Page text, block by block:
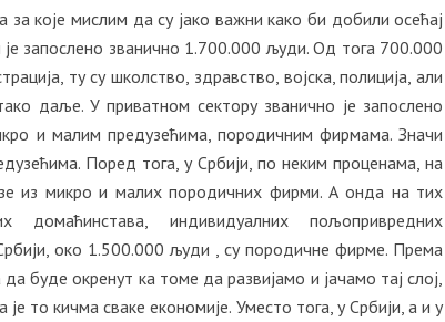
које мислим да су јако важни како би добили осећај
запослено званично 1.700.000 људи. Од тога 700.000
ту су школство, здравство, војска, полиција, али
даље. У приватном сектору званично је запослено
и малим предузећима, породичним фирмама. Значи
Поред тога, у Србији, по неким проценама, на
из микро и малих породичних фирми. А онда на тих
индивидуалних пољопривредних
око 1.500.000 људи , су породичне фирме. Према
буде окренут ка томе да развијамо и јачамо тај слој,
то кичма сваке економије. Уместо тога, у Србији, а и у